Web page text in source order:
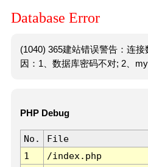
Database Error
(1040) 365建站错误警告：连
因：1、数据库密码不对; 2、
PHP Debug
No. File
1
/index.php